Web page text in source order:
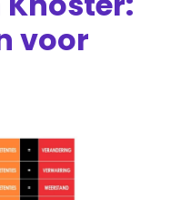
voor